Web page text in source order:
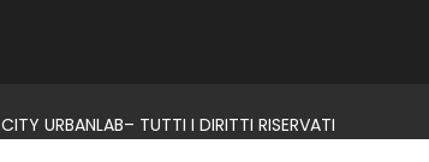
URBANLAB– TUTTI I DIRITTI RISERVATI